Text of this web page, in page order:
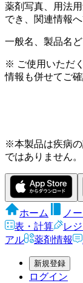
薬剤写真、用法
でき、関連情報
一般名、製品名
※ ご使用いただ
情報も併せてご確
※本製品は疾病
ではありません。
ホーム
ノ
表・計算
レ
アル
薬剤情報
新規登録
ログイン